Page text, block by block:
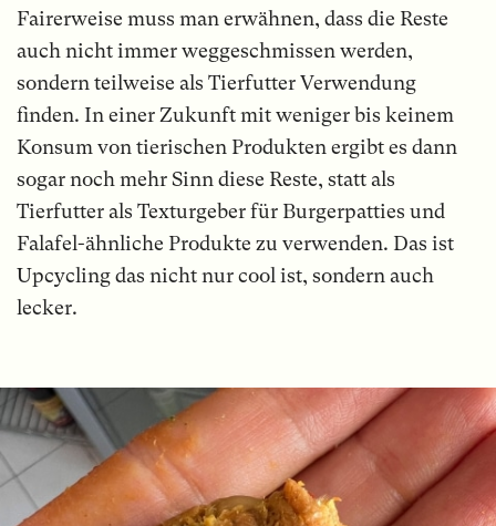
Fairerweise muss man erwähnen, dass die Reste
auch nicht immer weggeschmissen werden,
sondern teilweise als Tierfutter Verwendung
finden. In einer Zukunft mit weniger bis keinem
Konsum von tierischen Produkten ergibt es dann
sogar noch mehr Sinn diese Reste, statt als
Tierfutter als Texturgeber für Burgerpatties und
Falafel-ähnliche Produkte zu verwenden. Das ist
Upcycling das nicht nur cool ist, sondern auch
lecker.